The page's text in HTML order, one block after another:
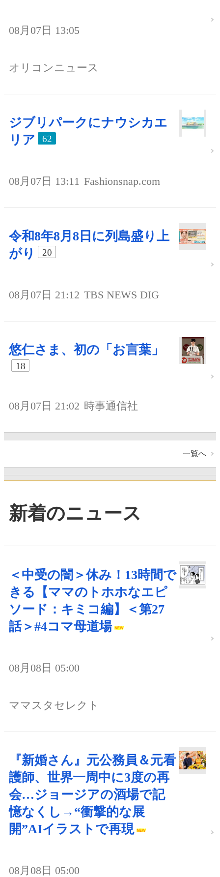
08月07日 13:05
オリコンニュース
ジブリパークにナウシカエ
リア
62
08月07日 13:11 Fashionsnap.com
令和8年8月8日に列島盛り上
がり
20
08月07日 21:12 TBS NEWS DIG
悠仁さま、初の「お言葉」
18
08月07日 21:02 時事通信社
一覧へ
新着のニュース
＜中受の闇＞休み！13時間で
きる【ママのトホホなエピ
ソード：キミコ編】＜第27
話＞#4コマ母道場
08月08日 05:00
ママスタセレクト
『新婚さん』元公務員＆元看
護師、世界一周中に3度の再
会…ジョージアの酒場で記
憶なくし→“衝撃的な展
開”AIイラストで再現
08月08日 05:00